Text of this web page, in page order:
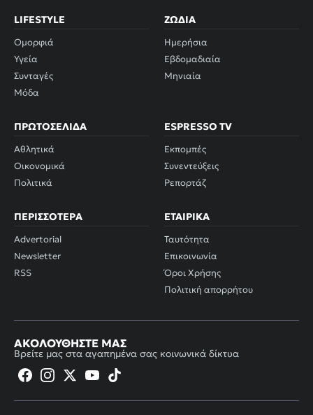
LIFESTYLE
Ομορφιά
Υγεία
Συνταγές
Μόδα
ΖΏΔΙΑ
Ημερήσια
Εβδομαδιαία
Μηνιαία
ΠΡΩΤΟΣΈΛΙΔΑ
Αθλητικά
Οικονομικά
Πολιτικά
ESPRESSO TV
Εκπομπές
Συνεντεύξεις
Ρεπορτάζ
ΠΕΡΙΣΣΌΤΕΡΑ
Advertorial
Newsletter
RSS
ΕΤΑΙΡΙΚΆ
Ταυτότητα
Επικοινωνία
Όροι Χρήσης
Πολιτική απορρήτου
ΑΚΟΛΟΥΘΉΣΤΕ ΜΑΣ
Βρείτε μας στα αγαπημένα σας κοινωνικά δίκτυα